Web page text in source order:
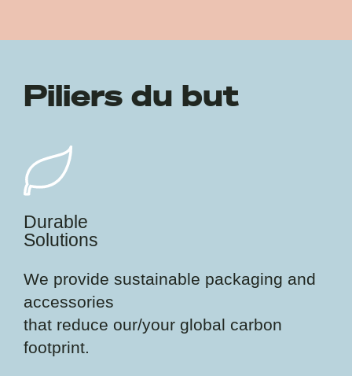
Piliers du but
Durable
Solutions
We provide sustainable packaging and
accessories
that reduce our/your global carbon
footprint.